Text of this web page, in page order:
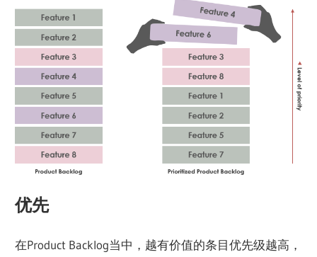
优先
在Product Backlog当中，越有价值的条目优先级越高，